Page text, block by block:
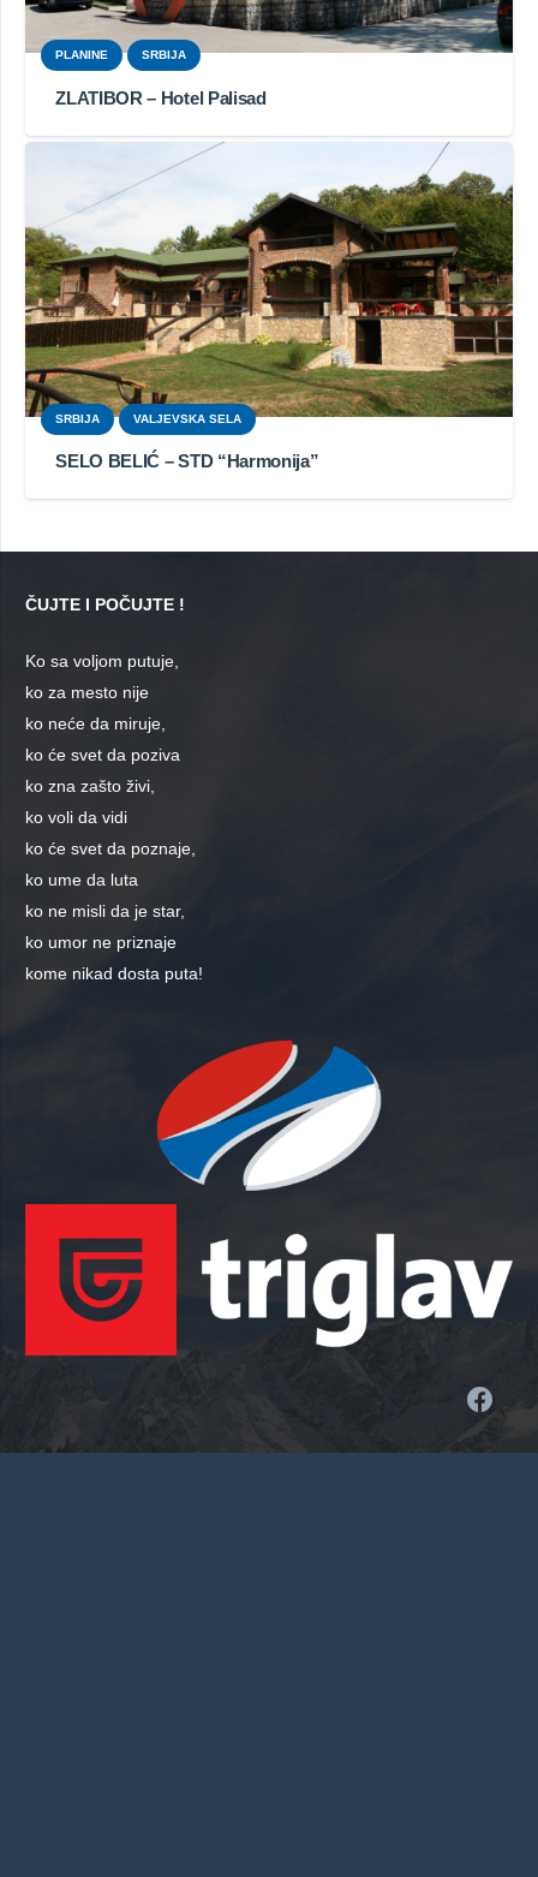
PLANINE SRBIJA
ZLATIBOR – Hotel Palisad
SRBIJA VALJEVSKA SELA
SELO BELIĆ – STD “Harmonija”
ČUJTE I POČUJTE !
Ko sa voljom putuje,
ko za mesto nije
ko neće da miruje,
ko će svet da poziva
ko zna zašto živi,
ko voli da vidi
ko će svet da poznaje,
ko ume da luta
ko ne misli da je star,
ko umor ne priznaje
kome nikad dosta puta!